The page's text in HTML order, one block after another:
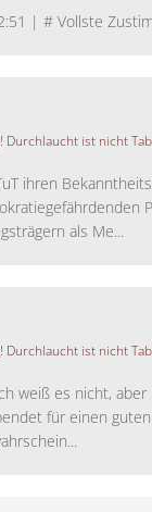
| # Vollste
Durchlaucht ist nicht
ihren
als Me...
Durchlaucht ist nicht
weiß es nicht, aber
für einen